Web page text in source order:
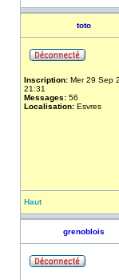
toto
Inscription: Mer 29 Sep
21:31
Messages: 56
Localisation: Esvres
Haut
grenoblois